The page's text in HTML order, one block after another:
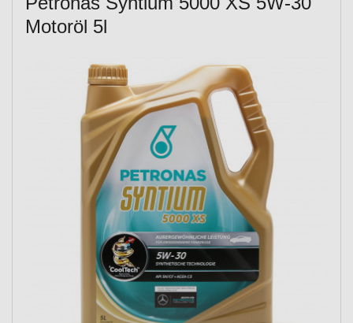
Motoröl 5l